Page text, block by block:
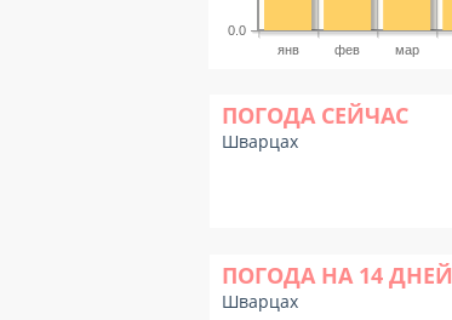
янв фев мар
0.0
ПОГОДА СЕЙЧАС
Шварцах
ПОГОДА НА 14 ДНЕЙ
Шварцах